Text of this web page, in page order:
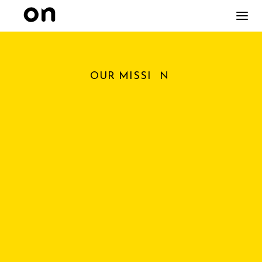
O UR MISSI N